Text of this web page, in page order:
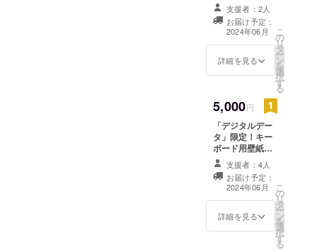
支援者：2人
お届け予定：
2024年06月
詳細を見る
こ
の
リ
タ
ー
ン
を
選
択
す
る
5,000円
「デジタルデー
タ」限定！キー
ボード用壁紙＆
スマホ用壁紙 ※
メールにて配布
支援者：4人
お届け予定：
2024年06月
詳細を見る
こ
の
リ
タ
ー
ン
を
選
択
す
る